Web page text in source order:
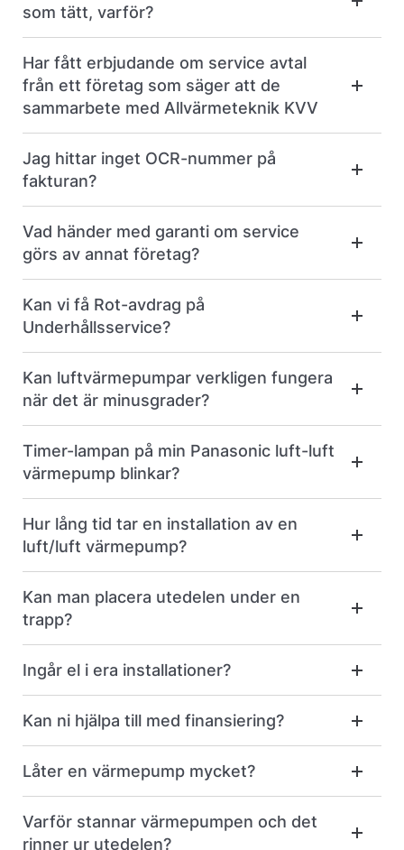
som tätt, varför?
Har fått erbjudande om service avtal
från ett företag som säger att de
sammarbete med Allvärmeteknik KVV
Jag hittar inget OCR-nummer på
fakturan?
Vad händer med garanti om service
görs av annat företag?
Kan vi få Rot-avdrag på
Underhållsservice?
Kan luftvärmepumpar verkligen fungera
när det är minusgrader?
Timer-lampan på min Panasonic luft-luft
värmepump blinkar?
Hur lång tid tar en installation av en
luft/luft värmepump?
Kan man placera utedelen under en
trapp?
Ingår el i era installationer?
Kan ni hjälpa till med finansiering?
Låter en värmepump mycket?
Varför stannar värmepumpen och det
rinner ur utedelen?